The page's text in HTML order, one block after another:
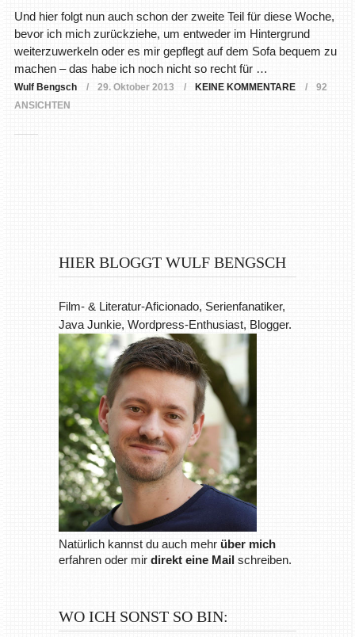
Und hier folgt nun auch schon der zweite Teil für diese Woche,
bevor ich mich zurückziehe, um entweder im Hintergrund
weiterzuwerkeln oder es mir gepflegt auf dem Sofa bequem zu
machen – das habe ich noch nicht so recht für …
Wulf Bengsch 29. Oktober 2013 KEINE KOMMENTARE
92
ANSICHTEN
HIER BLOGGT WULF BENGSCH
Film- & Literatur-Aficionado, Serienfanatiker,
Java Junkie, Wordpress-Enthusiast, Blogger.
Natürlich kannst du auch mehr über mich
erfahren oder mir direkt eine Mailschreiben.
WO ICH SONST SO BIN: